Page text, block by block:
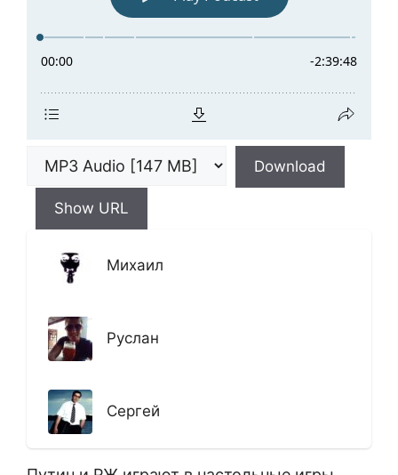
Download
Show URL
Михаил
Руслан
Сергей